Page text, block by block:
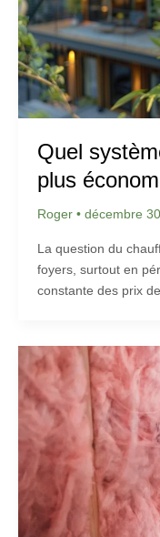
Quel
plus
Roger • décembre
La question du
foyers, surtout en
constante des prix de